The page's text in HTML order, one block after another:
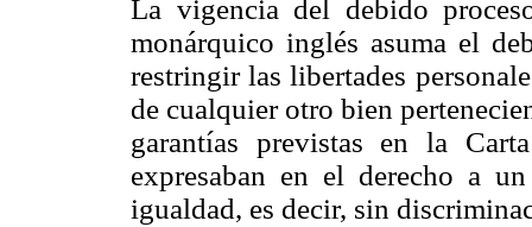
La vigencia del debido
monárquico inglés asuma el
restringir las libertades
de cualquier otro bien
garantías previstas en la
expresaban en el derecho a
igualdad, es decir, sin